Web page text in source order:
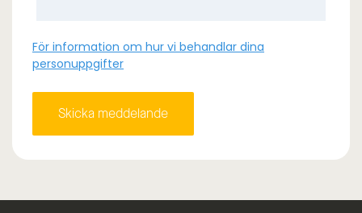
För information om hur vi behandlar dina
personuppgifter